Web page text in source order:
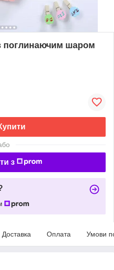
поглинаючим шаром
з
Доставка Оплата Умови